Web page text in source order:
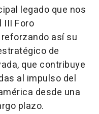
legado que nos
III Foro
así su
de
que contribuye
al impulso del
desde una
plazo.